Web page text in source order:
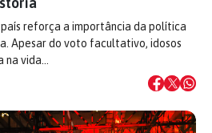
reforça a importância da política
Apesar do voto facultativo, idosos
na vida…